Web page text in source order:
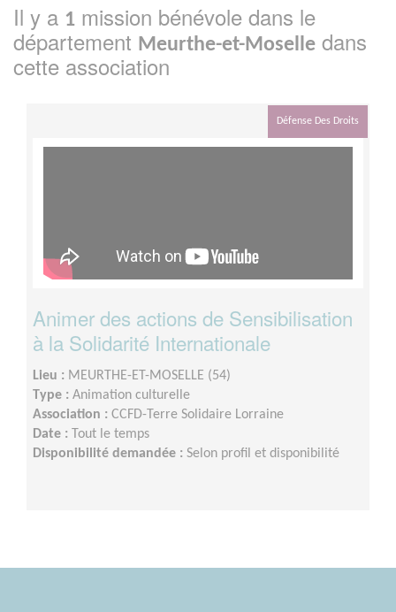
Il y a 1 mission bénévole dans le
département Meurthe-et-Moselle dans
cette association
Défense Des Droits
Animer des actions de Sensibilisation
à la Solidarité Internationale
Lieu : MEURTHE-ET-MOSELLE (54)
Type : Animation culturelle
Association : CCFD-Terre Solidaire Lorraine
Date : Tout le temps
Disponibilité demandée : Selon profil et disponibilité